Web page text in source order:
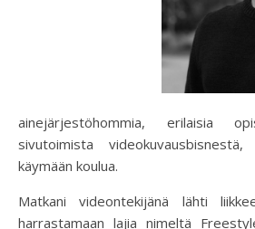
ainejärjestöhommia, erilaisia
sivutoimista
käymään koulua.
Matkani videontekijänä lähti
harrastamaan lajia nimeltä